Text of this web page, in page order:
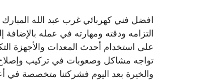
افضل فني كهربائي غرب عبد الله المبارك
التزامه ودقته ومهارته في عمله
على استخدام أحدث المعدات والأجهزة
تواجه مشاكل وصعوبات في تركيب وإصلاح
والخيرة بعد اليوم فشركتنا متخصصة في